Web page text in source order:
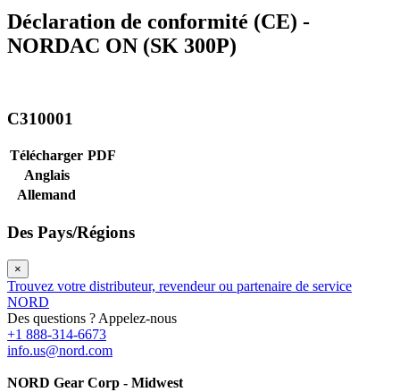
Déclaration de conformité (CE) -
NORDAC ON (SK 300P)
C310001
Télécharger PDF
Anglais
Allemand
Des Pays/Régions
×
Trouvez votre distributeur, revendeur ou partenaire de service
NORD
Des questions ? Appelez-nous
+1 888-314-6673
info.us@nord.com
NORD Gear Corp - Midwest